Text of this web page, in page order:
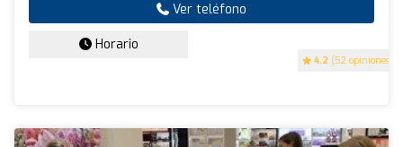
4.2 (52 opiniones)
Ver teléfono
Horario